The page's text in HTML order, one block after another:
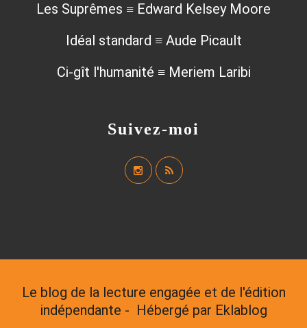
Suivez-moi
Les Suprêmes ≡ Edward Kelsey Moore
Idéal standard ≡ Aude Picault
Ci-gît l'humanité ≡ Meriem Laribi
Le blog de la lecture engagée et de l'édition
indépendante - Hébergé par Eklablog